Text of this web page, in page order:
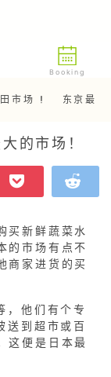
Booking
田市场 ! 东京最
的市场！
买新鲜蔬菜水
的市场有点不
商家进货的买
，他们有个专
送到超市或百
这便是日本最